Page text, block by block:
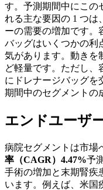
す。予測期間中にこの
れる主な要因の 1 つは
ーの需要の増加です。
バッグはいくつかの利
気があります。動きを
ど軽量です。ただし、
にドレナージバッグを
期間中のセグメントの
エンドユーザ
病院セグメントは市場
率（CAGR）4.47%予
手術の増加と末期腎疾
います。例えば、米国